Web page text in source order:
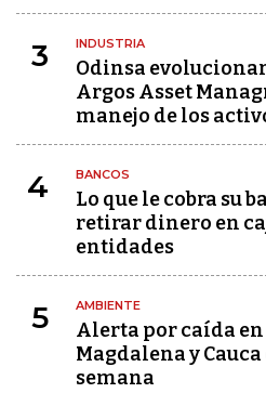
3 INDUSTRIA
Odinsa
Argos Asset
manejo de los
4 BANCOS
Lo que le cobra su
retirar dinero en
entidades
5 AMBIENTE
Alerta por caída
Magdalena y
semana